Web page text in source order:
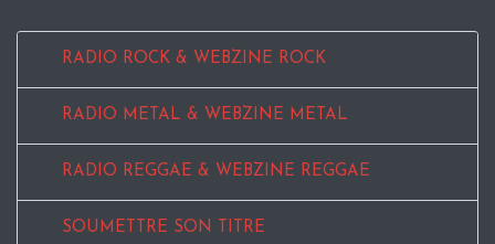
RADIO ROCK & WEBZINE ROCK
RADIO METAL & WEBZINE METAL
RADIO REGGAE & WEBZINE REGGAE
SOUMETTRE SON TITRE